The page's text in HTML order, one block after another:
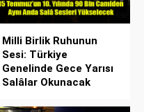
Milli Birlik Ruhunun
Sesi: Türkiye
Genelinde Gece Yarısı
Salâlar Okunacak